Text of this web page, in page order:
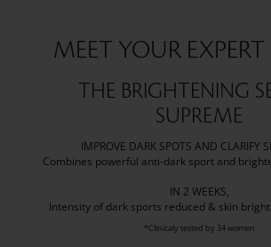
MEET YOUR
THE BRIGHTENING
SUPREME
IMPROVE DARK SPOTS AND CLARIFY
Combines powerful anti-dark sport and
IN 2 WEEKS,
Intensity of dark sports reduced & skin
*Clinicaly tested by 34 women